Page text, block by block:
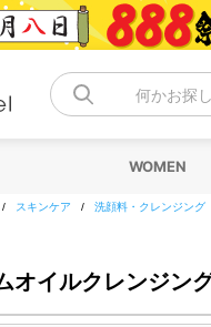
何かお探
WOMEN
/ スキンケア / 洗顔料・クレンジング
オイルクレンジン